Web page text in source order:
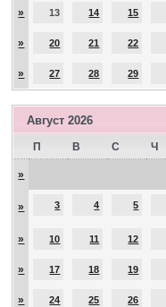
» 13 14 15
» 20 21 22
» 27 28 29
Август 2026
П В С Ч
»
» 3 4 5
» 10 11 12
» 17 18 19
» 24 25 26